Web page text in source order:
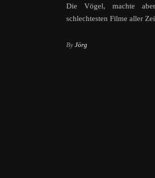
Die Vögel, machte
schlechtesten Filme aller
By Jörg